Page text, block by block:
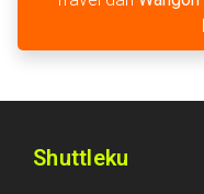
Shuttleku